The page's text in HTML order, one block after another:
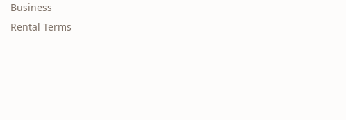
Business
Rental Terms